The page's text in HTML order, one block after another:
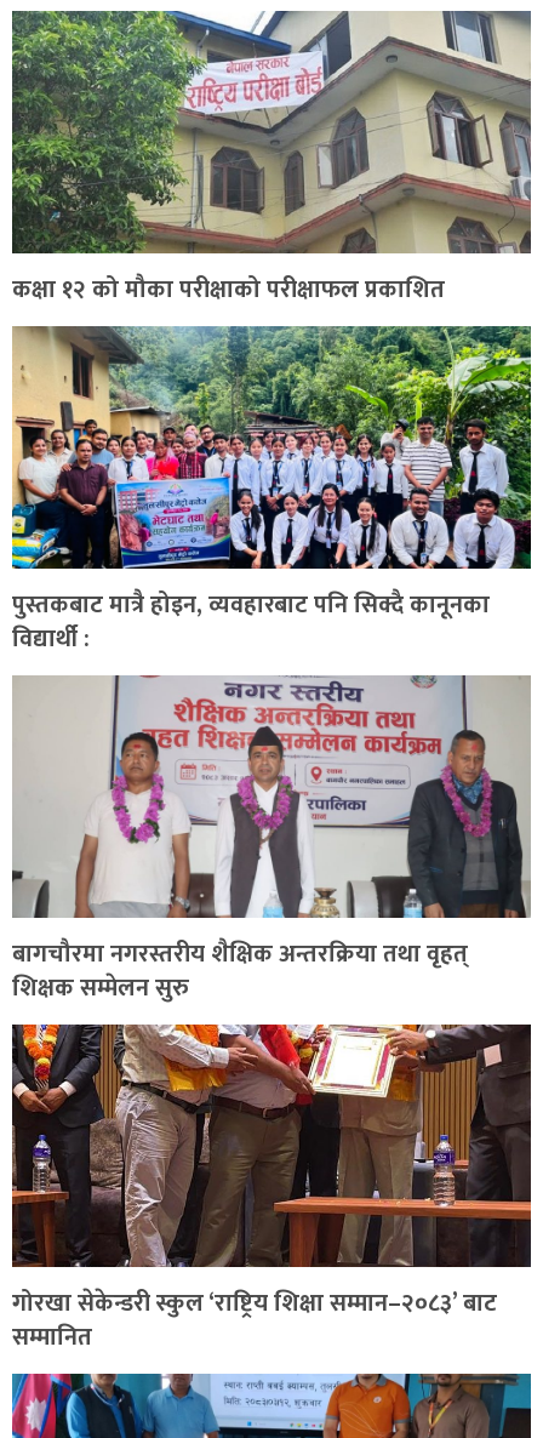
कक्षा १२ को मौका परीक्षाको परीक्षाफल प्रकाशित
पुस्तकबाट मात्रै होइन, व्यवहारबाट पनि सिक्दै कानूनका
विद्यार्थी :
बागचौरमा नगरस्तरीय शैक्षिक अन्तरक्रिया तथा वृहत्
शिक्षक सम्मेलन सुरु
गोरखा सेकेन्डरी स्कुल ‘राष्ट्रिय शिक्षा सम्मान–२०८३’ बाट
सम्मानित